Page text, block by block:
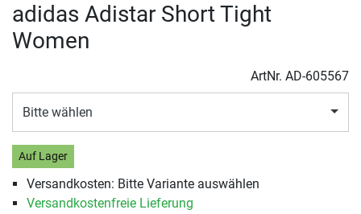
adidas Adistar Short Tight
Women
ArtNr. AD-605567
Bitte wählen
Auf Lager
Versandkosten: Bitte Variante auswählen
Versandkostenfreie Lieferung